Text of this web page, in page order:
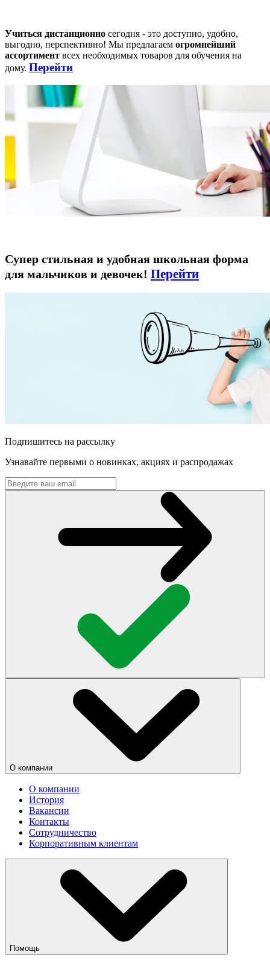
Учиться дистанционно сегодня - это доступно, удобно,
выгодно, перспективно! Мы предлагаем огромнейший
ассортимент всех необходимых товаров для обучения на
дому. Перейти
Супер стильная и удобная школьная форма
для мальчиков и девочек! Перейти
Подпишитесь на рассылку
Узнавайте первыми о новинках, акциях и распродажах
О компании
О компании
История
Вакансии
Контакты
Сотрудничество
Корпоративным клиентам
Помощь